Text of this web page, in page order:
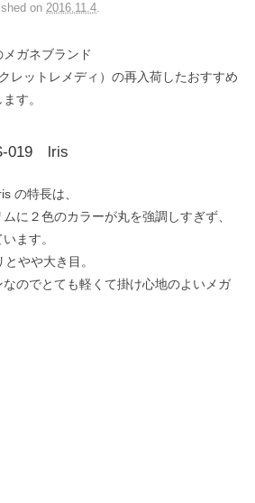
on 2016.11.4.
ガネブランド
レットレメディ）の再入荷したおすすめ
す。
019 lris
の特長は、
に２色のカラーが丸を強調しすぎず、
ます。
やや大き目。
のでとても軽くて掛け心地のよいメガ